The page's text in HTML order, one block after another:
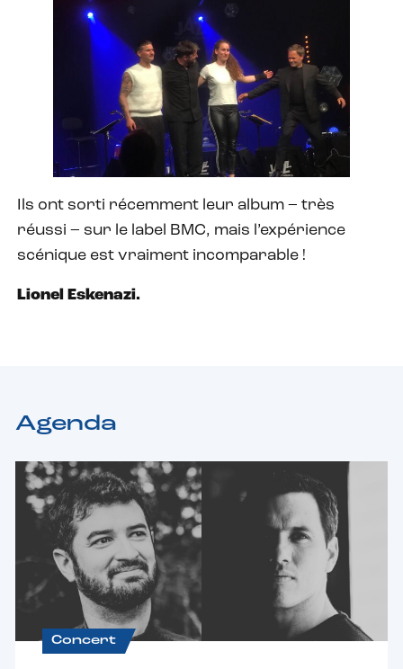
Ils ont sorti récemment leur album – très
réussi – sur le label BMC, mais l’expérience
scénique est vraiment incomparable !
Lionel Eskenazi.
Agenda
Concert